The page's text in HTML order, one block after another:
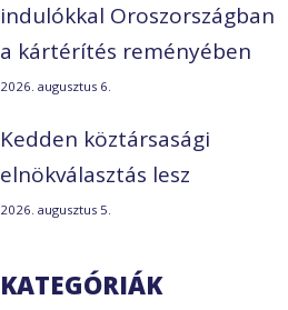
indulókkal Oroszországban
a kártérítés reményében
2026. augusztus 6.
Kedden köztársasági
elnökválasztás lesz
2026. augusztus 5.
KATEGÓRIÁK